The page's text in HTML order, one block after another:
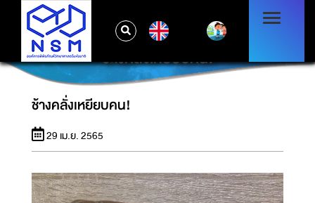
ช้างคลั่งเหยียบคน!
ช้างคลั่งเหยียบคน!
29 เม.ย. 2565